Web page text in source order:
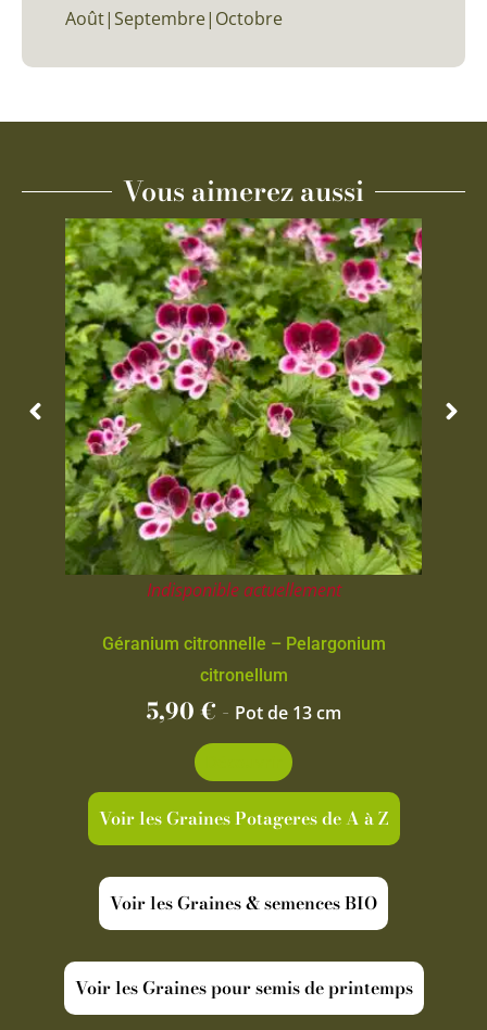
Août|Septembre|Octobre
Vous aimerez aussi
Indisponible actuellement
Géranium citronnelle – Pelargonium
citronellum
5,90€ - Pot de 13 cm
Voir les Graines Potageres de A à Z
Voir les Graines & semences BIO
Voir les Graines pour semis de printemps